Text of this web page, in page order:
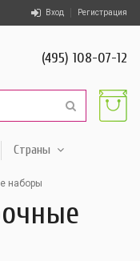
Вход Регистрация
(495) 108-07-12
Страны
наборы